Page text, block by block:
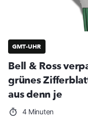
GMT-UHR
Bell & Ross
grünes
aus denn je
4 Minuten